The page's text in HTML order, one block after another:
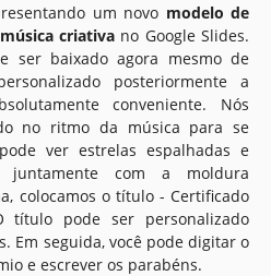
um novo modelo de
criativano Google Slides.
ser baixado agora mesmo de
posteriormente a
conveniente. Nós
no ritmo da música para se
ver estrelas espalhadas e
juntamente com a moldura
colocamos o título - Certificado
título pode ser personalizado
Em seguida, você pode digitar o
e escrever os parabéns.